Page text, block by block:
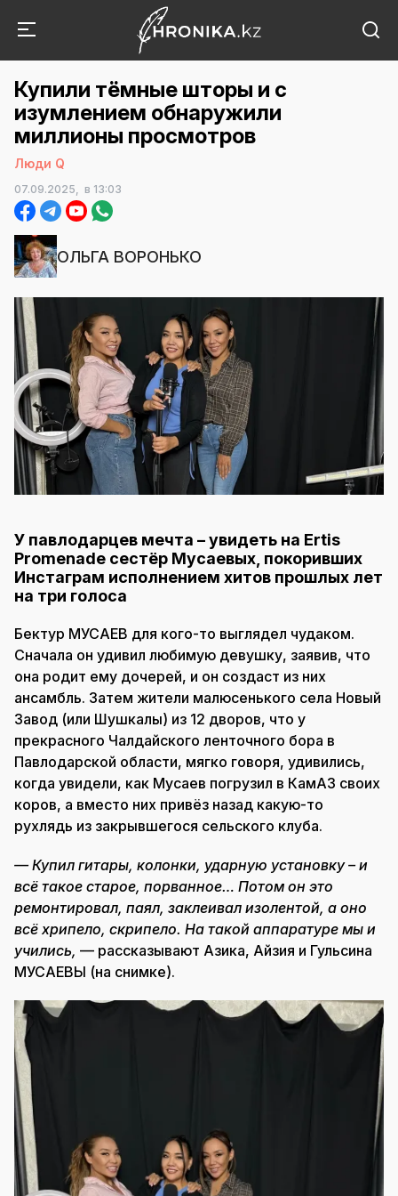
Купили тёмные шторы и с
изумлением обнаружили
миллионы просмотров
Люди Q
07.09.2025, в 13:03
ОЛЬГА ВОРОНЬКО
У павлодарцев мечта – увидеть на Ertis
Promenade сестёр Мусаевых, покоривших
Инстаграм исполнением хитов прошлых лет
на три голоса
Бектур МУСАЕВ для кого-то выглядел чудаком.
Сначала он удивил любимую девушку, заявив, что
она родит ему дочерей, и он создаст из них
ансамбль. Затем жители малюсенького села Новый
Завод (или Шушкалы) из 12 дворов, что у
прекрасного Чалдайского ленточного бора в
Павлодарской области, мягко говоря, удивились,
когда увидели, как Мусаев погрузил в КамАЗ своих
коров, а вместо них привёз назад какую-то
рухлядь из закрывшегося сельского клуба.
— Купил гитары, колонки, ударную установку – и
всё такое старое, порванное… Потом он это
ремонтировал, паял, заклеивал изолентой, а оно
всё хрипело, скрипело. На такой аппаратуре мы и
учились, — рассказывают Азика, Айзия и Гульсина
МУСАЕВЫ (на снимке).